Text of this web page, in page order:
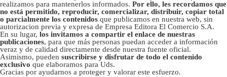
realizamos para mantenerlos informados. Por ello, les recordamos que
no está permitido, reproducir, comercializar, distribuir, copiar total
o parcialmente los contenidos que publicamos en nuestra web, sin
autorizacion previa y expresa de Empresa Editora El Comercio S.A.
En su lugar, los invitamos a compartir el enlace de nuestras
publicaciones, para que más personas puedan acceder a información
veraz y de calidad directamente desde nuestra fuente oficial.
Asimismo, pueden suscribirse y disfrutar de todo el contenido
exclusivo que elaboramos para Uds.
Gracias por ayudarnos a proteger y valorar este esfuerzo.